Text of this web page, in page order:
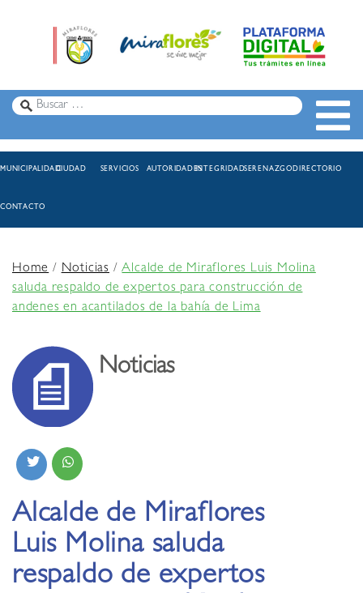
MUNICIPALIDADCIUDAD SERVICIOS AUTORIDADESINTEGRIDADSERENAZGODIRECTORIO
CONTACTO
Home/Noticias /Alcalde de Miraflores Luis Molina
saluda respaldo de expertos para construcción de
andenes en acantilados de la bahía de Lima
Noticias
Alcalde de Miraflores
Luis Molina saluda
respaldo de expertos